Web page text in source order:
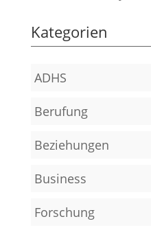
Kategorien
ADHS
Berufung
Beziehungen
Business
Forschung